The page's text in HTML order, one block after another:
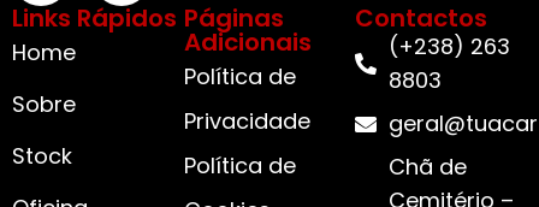
Links Rápidos
Home
Sobre
Stock
Páginas
Adicionais
Política de
Privacidade
Política de
Contactos
(+238) 263
8803
Chã de
Cemitério –